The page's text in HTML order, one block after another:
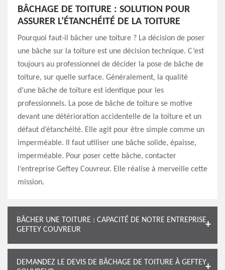
BÂCHAGE DE TOITURE : SOLUTION POUR
ASSURER L’ÉTANCHÉITÉ DE LA TOITURE
Pourquoi faut-il bâcher une toiture ? La décision de poser
une bâche sur la toiture est une décision technique. C’est
toujours au professionnel de décider la pose de bâche de
toiture, sur quelle surface. Généralement, la qualité
d’une bâche de toiture est identique pour les
professionnels. La pose de bâche de toiture se motive
devant une détérioration accidentelle de la toiture et un
défaut d’étanchéité. Elle agit pour être simple comme un
imperméable. Il faut utiliser une bâche solide, épaisse,
imperméable. Pour poser cette bâche, contacter
l’entreprise Geftey Couvreur. Elle réalise à merveille cette
mission.
BÂCHER UNE TOITURE : CAPACITÉ DE NOTRE ENTREPRISE
GEFTEY COUVREUR
DEMANDEZ LE DEVIS DE BÂCHAGE DE TOITURE À GEFTEY